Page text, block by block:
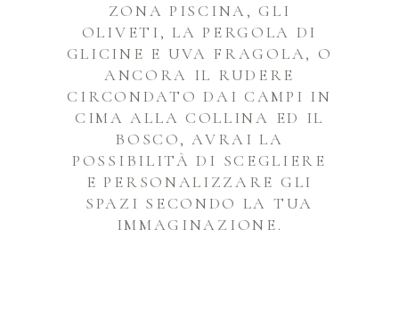
ZONA PISCINA, GLI
OLIVETI, LA PERGOLA DI
GLICINE E UVA FRAGOLA, O
ANCORA IL RUDERE
CIRCONDATO DAI CAMPI IN
CIMA ALLA COLLINA ED IL
BOSCO, AVRAI LA
POSSIBILITÀ DI SCEGLIERE
E PERSONALIZZARE GLI
SPAZI SECONDO LA TUA
IMMAGINAZIONE.